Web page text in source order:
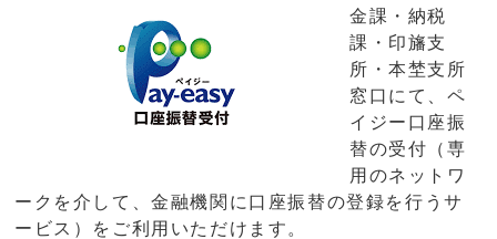
金課・納税
課・印旛支
所・本埜支所
窓口にて、ペ
イジー口座振
替の受付（専
用のネットワ
ークを介して、金融機関に口座振替の登録を行うサ
ービス）をご利用いただけます。